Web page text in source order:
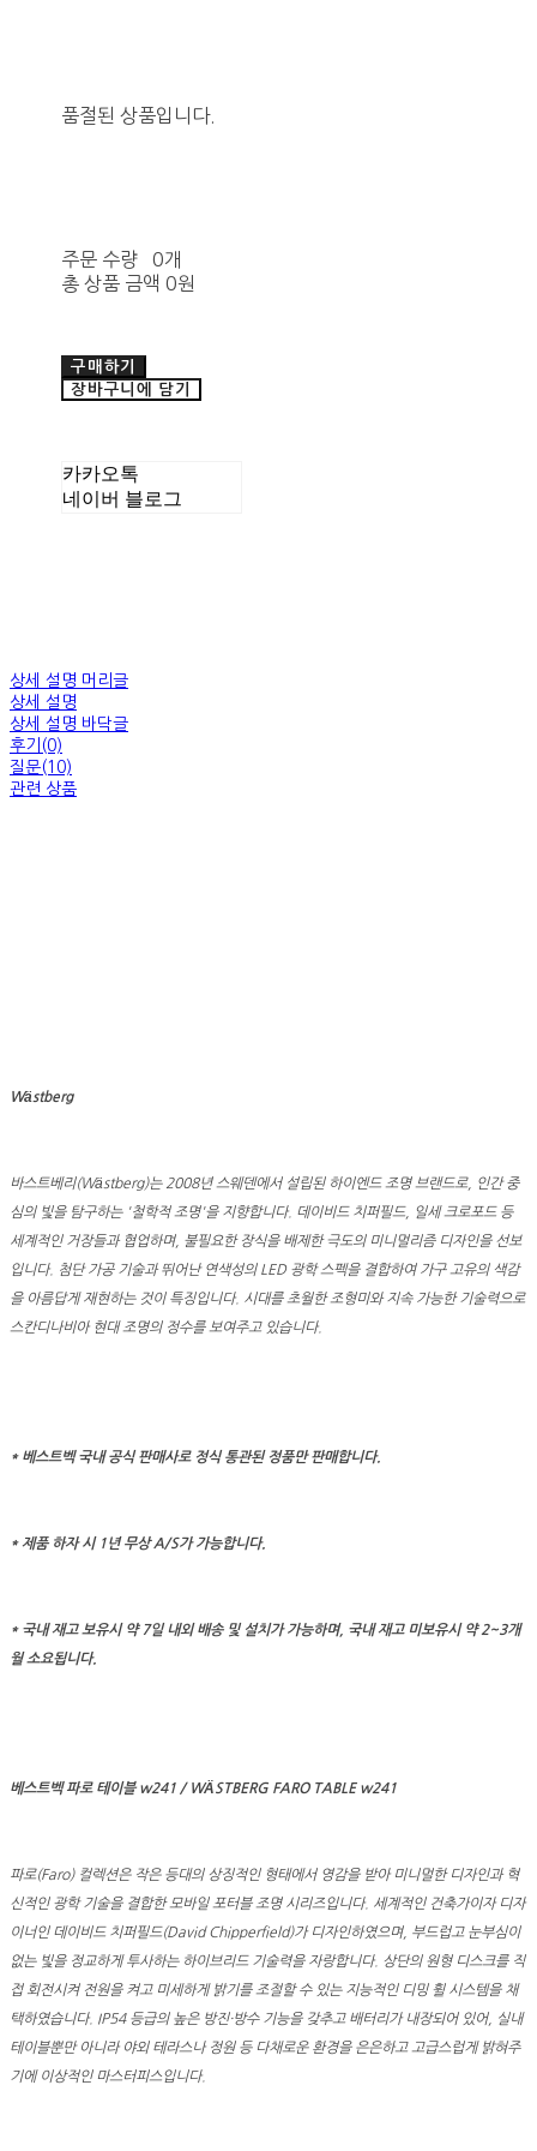
품절된 상품입니다.
주문 수량
0개
총 상품 금액 0원
구매하기
장바구니에 담기
카카오톡
네이버 블로그
상세 설명 머리글
상세 설명
상세 설명 바닥글
후기(0)
질문(10)
관련 상품
Wästberg
바스트베리(Wästberg)는 2008년 스웨덴에서 설립된 하이엔드 조명 브랜드로, 인간 중
심의 빛을 탐구하는 '철학적 조명'을 지향합니다. 데이비드 치퍼필드, 일세 크로포드 등
세계적인 거장들과 협업하며, 불필요한 장식을 배제한 극도의 미니멀리즘 디자인을 선보
입니다. 첨단 가공 기술과 뛰어난 연색성의 LED 광학 스펙을 결합하여 가구 고유의 색감
을 아름답게 재현하는 것이 특징입니다. 시대를 초월한 조형미와 지속 가능한 기술력으로
스칸디나비아 현대 조명의 정수를 보여주고 있습니다.
* 베스트벡 국내 공식 판매사로 정식 통관된 정품만 판매합니다.
* 제품 하자 시 1년 무상 A/S가 가능합니다.
* 국내 재고 보유시 약 7일 내외 배송 및 설치가 가능하며, 국내 재고 미보유시 약 2~3개
월 소요됩니다.
베스트벡 파로 테이블 w241 / WÄSTBERG FARO TABLE w241
파로(Faro) 컬렉션은 작은 등대의 상징적인 형태에서 영감을 받아 미니멀한 디자인과 혁
신적인 광학 기술을 결합한 모바일 포터블 조명 시리즈입니다. 세계적인 건축가이자 디자
이너인 데이비드 치퍼필드(David Chipperfield)가 디자인하였으며, 부드럽고 눈부심이
없는 빛을 정교하게 투사하는 하이브리드 기술력을 자랑합니다. 상단의 원형 디스크를 직
접 회전시켜 전원을 켜고 미세하게 밝기를 조절할 수 있는 지능적인 디밍 휠 시스템을 채
택하였습니다. IP54 등급의 높은 방진·방수 기능을 갖추고 배터리가 내장되어 있어, 실내
테이블뿐만 아니라 야외 테라스나 정원 등 다채로운 환경을 은은하고 고급스럽게 밝혀주
기에 이상적인 마스터피스입니다.